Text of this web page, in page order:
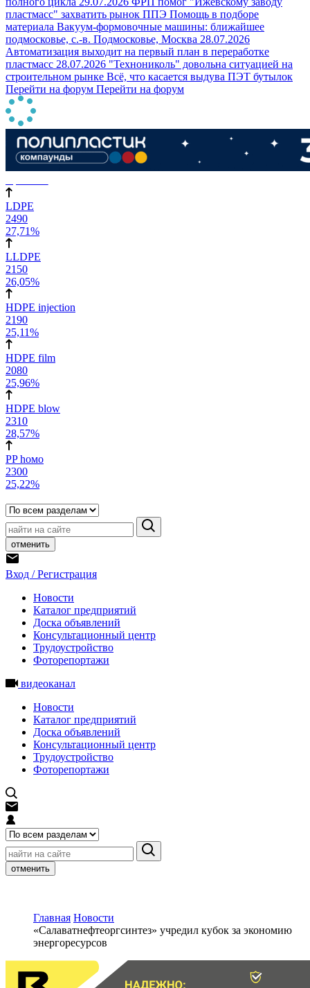
пластмасс" захватить рынок ППЭ Помощь в подборе
материала Вакуум-формовочные машины: ближайшее
подмосковье, с.-в. Подмосковье, Москва 28.07.2026
Автоматизация выходит на первый план в переработке
пластмасс 28.07.2026 "Технониколь" довольна ситуацией на
строительном рынке Всё, что касается выдува ПЭТ бутылок
Перейти на форум Перейти на форум
LDPE
2490
27,71%
LLDPE
2150
26,05%
HDPE injection
2190
25,11%
HDPE film
2080
25,96%
HDPE blow
2310
28,57%
PP hомо
2300
25,22%
отменить
Вход / Регистрация
Новости
Каталог предприятий
Доска объявлений
Консультационный центр
Трудоустройство
Фоторепортажи
видеоканал
Новости
Каталог предприятий
Доска объявлений
Консультационный центр
Трудоустройство
Фоторепортажи
отменить
Главная Новости
«Салаватнефтеоргсинтез» учредил кубок за экономию
энергоресурсов